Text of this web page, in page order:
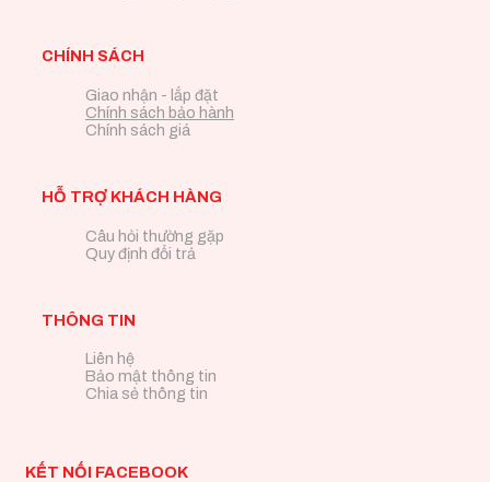
CHÍNH SÁCH
Giao nhận - lắp đặt
Chính sách bảo hành
Chính sách giá
HỖ TRỢ KHÁCH HÀNG
Câu hỏi thường gặp
Quy định đổi trả
THÔNG TIN
Liên hệ
Bảo mật thông tin
Chia sẻ thông tin
KẾT NỐI FACEBOOK